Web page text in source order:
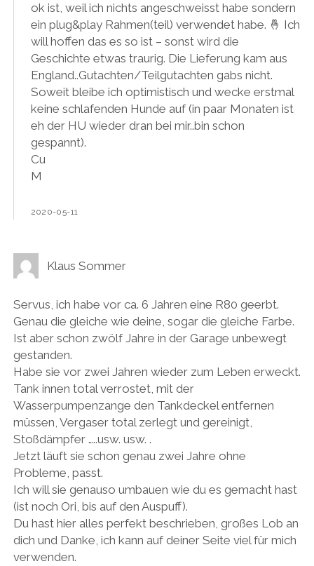
ok ist, weil ich nichts angeschweisst habe sondern
ein plug&play Rahmen(teil) verwendet habe. 🤞 Ich
will hoffen das es so ist – sonst wird die
Geschichte etwas traurig. Die Lieferung kam aus
England..Gutachten/Teilgutachten gabs nicht.
Soweit bleibe ich optimistisch und wecke erstmal
keine schlafenden Hunde auf (in paar Monaten ist
eh der HU wieder dran bei mir..bin schon
gespannt).
Cu
M
2020-05-11
Klaus Sommer
Servus, ich habe vor ca. 6 Jahren eine R80 geerbt.
Genau die gleiche wie deine, sogar die gleiche Farbe.
Ist aber schon zwölf Jahre in der Garage unbewegt
gestanden.
Habe sie vor zwei Jahren wieder zum Leben erweckt.
Tank innen total verrostet, mit der
Wasserpumpenzange den Tankdeckel entfernen
müssen, Vergaser total zerlegt und gereinigt,
Stoßdämpfer …..usw. usw. .
Jetzt läuft sie schon genau zwei Jahre ohne
Probleme, passt.
Ich will sie genauso umbauen wie du es gemacht hast
(ist noch Ori, bis auf den Auspuff).
Du hast hier alles perfekt beschrieben, großes Lob an
dich und Danke, ich kann auf deiner Seite viel für mich
verwenden.